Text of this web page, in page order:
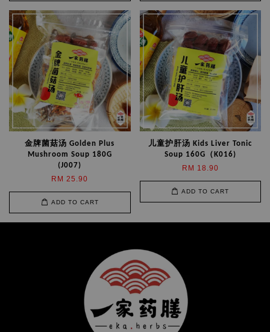
金牌菌菇汤 Golden Plus
Mushroom Soup 180G
(J007)
RM 25.90
ADD TO CART
儿童护肝汤 Kids Liver Tonic
Soup 160G（K016)
RM 18.90
ADD TO CART